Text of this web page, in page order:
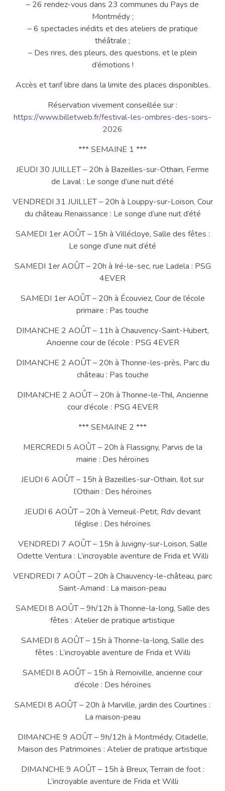
– 26 rendez-vous dans 23 communes du Pays de
Montmédy ;
– 6 spectacles inédits et des ateliers de pratique
théâtrale ;
– Des rires, des pleurs, des questions, et le plein
d’émotions !
Accès et tarif libre dans la limite des places disponibles.
Réservation vivement conseillée sur :
https://www.billetweb.fr/festival-les-ombres-des-soirs-
2026
*** SEMAINE 1 ***
JEUDI 30 JUILLET – 20h à Bazeilles-sur-Othain, Ferme
de Laval : Le songe d’une nuit d’été
VENDREDI 31 JUILLET – 20h à Louppy-sur-Loison, Cour
du château Renaissance : Le songe d’une nuit d’été
SAMEDI 1er AOÛT – 15h à Villécloye, Salle des fêtes :
Le songe d’une nuit d’été
SAMEDI 1er AOÛT – 20h à Iré-le-sec, rue Ladela : PSG
4EVER
SAMEDI 1er AOÛT – 20h à Écouviez, Cour de l’école
primaire : Pas touche
DIMANCHE 2 AOÛT – 11h à Chauvency-Saint-Hubert,
Ancienne cour de l’école : PSG 4EVER
DIMANCHE 2 AOÛT – 20h à Thonne-les-près, Parc du
château : Pas touche
DIMANCHE 2 AOÛT – 20h à Thonne-le-Thil, Ancienne
cour d’école : PSG 4EVER
*** SEMAINE 2 ***
MERCREDI 5 AOÛT – 20h à Flassigny, Parvis de la
mairie : Des héroïnes
JEUDI 6 AOÛT – 15h à Bazeilles-sur-Othain, Ilot sur
l’Othain : Des héroïnes
JEUDI 6 AOÛT – 20h à Verneuil-Petit, Rdv devant
l’église : Des héroïnes
VENDREDI 7 AOÛT – 15h à Juvigny-sur-Loison, Salle
Odette Ventura : L’incroyable aventure de Frida et Willi
VENDREDI 7 AOÛT – 20h à Chauvency-le-château, parc
Saint-Amand : La maison-peau
SAMEDI 8 AOÛT – 9h/12h à Thonne-la-long, Salle des
fêtes : Atelier de pratique artistique
SAMEDI 8 AOÛT – 15h à Thonne-la-long, Salle des
fêtes : L’incroyable aventure de Frida et Willi
SAMEDI 8 AOÛT – 15h à Remoiville, ancienne cour
d’école : Des héroïnes
SAMEDI 8 AOÛT – 20h à Marville, jardin des Courtines :
La maison-peau
DIMANCHE 9 AOÛT – 9h/12h à Montmédy, Citadelle,
Maison des Patrimoines : Atelier de pratique artistique
DIMANCHE 9 AOÛT – 15h à Breux, Terrain de foot :
L’incroyable aventure de Frida et Willi